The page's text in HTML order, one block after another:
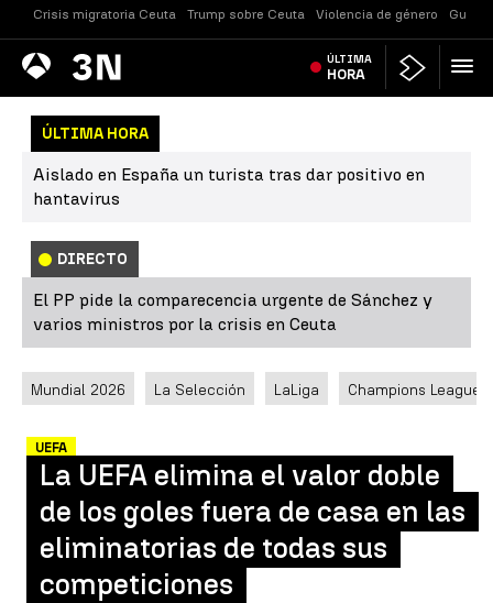
Crisis migratoria Ceuta Trump sobre Ceuta Violencia de género
Antena
3 Noticias ÚLTIMA
HORA
ÚLTIMA HORA
Aislado en España un turista tras dar positivo en
hantavirus
DIRECTO
El PP pide la comparecencia urgente de Sánchez y
varios ministros por la crisis en Ceuta
Mundial 2026 La Selección LaLiga Champions League
UEFA
La UEFA elimina el valor doble
de los goles fuera de casa en las
eliminatorias de todas sus
competiciones